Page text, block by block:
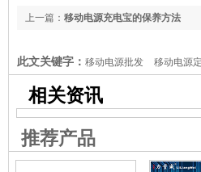
上一篇： 移动电源充电宝的保养方法
此文关键字： 移动电源批发 移动电源
享充电宝加盟，共享充电宝批发，共享
家 深圳充电宝工厂订制 手机移动电宝生产
移动电源充电线 usb充电器 1a/2.1a车充
移动电源厂家 高通认证移动电源生产厂家
相关资讯
推荐产品